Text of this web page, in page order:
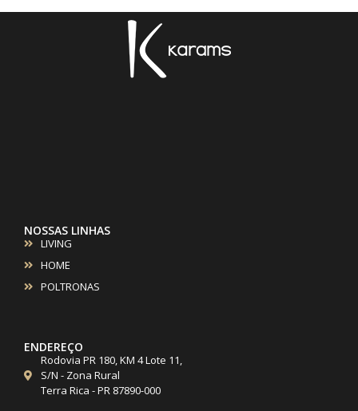
NOSSAS LINHAS
LIVING
HOME
POLTRONAS
ENDEREÇO
Rodovia PR 180, KM 4 Lote 11,
S/N - Zona Rural
Terra Rica - PR 87890-000